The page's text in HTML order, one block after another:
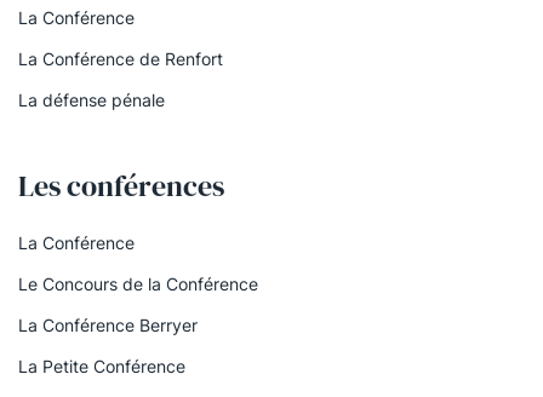
La Conférence
La Conférence de Renfort
La défense pénale
Les conférences
La Conférence
Le Concours de la Conférence
La Conférence Berryer
La Petite Conférence